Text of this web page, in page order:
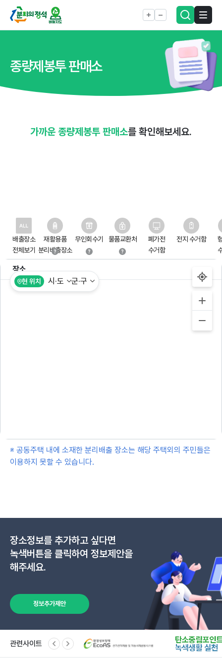
종량제봉투 판매소
가까운 종량제봉투 판매소를 확인해보세요.
현 위치 시·도 군·구
장소
배출장소
전체보기
재활용품
분리배출장소
무인회수기 물품교환처
폐가전
수거함
전지 수거함
※ 공동주택 내에 소재한 분리배출 장소는 해당 주택외의 주민들은
이용하지 못할 수 있습니다.
장소정보를 추가하고 싶다면
녹색버튼을 클릭하여 정보제안을
해주세요.
정보추가제안
관련사이트